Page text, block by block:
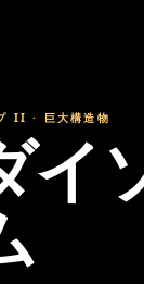
II · 巨大構造物
イ